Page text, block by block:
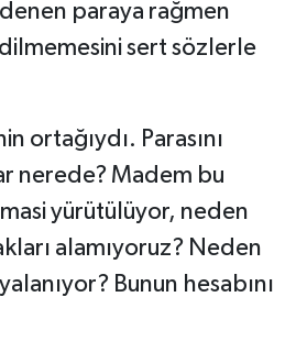
paraya rağmen
sert sözlerle
ortağıydı. Parasını
nerede? Madem bu
yürütülüyor, neden
alamıyoruz? Neden
Bunun hesabını